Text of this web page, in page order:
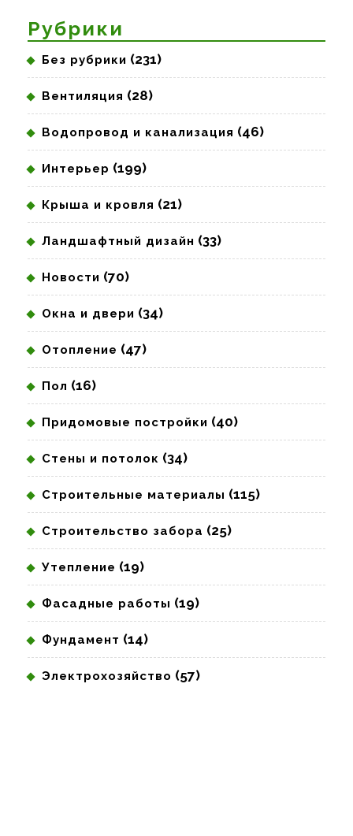
Рубрики
Без рубрики (231)
Вентиляция (28)
Водопровод и канализация (46)
Интерьер (199)
Крыша и кровля (21)
Ландшафтный дизайн (33)
Новости (70)
Окна и двери (34)
Отопление (47)
Пол (16)
Придомовые постройки (40)
Стены и потолок (34)
Строительные материалы (115)
Строительство забора (25)
Утепление (19)
Фасадные работы (19)
Фундамент (14)
Электрохозяйство (57)